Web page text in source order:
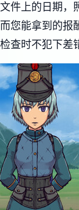
件上的日期
您能拿到的
查时不犯下差